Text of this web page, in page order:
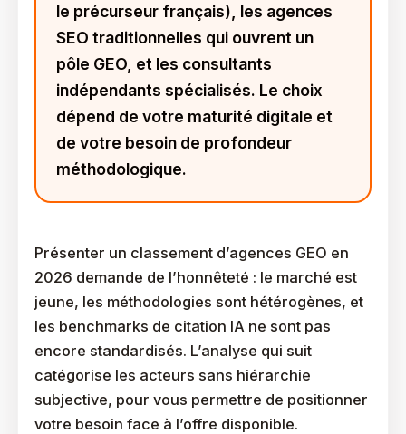
le précurseur français), les agences
SEO traditionnelles qui ouvrent un
pôle GEO, et les consultants
indépendants spécialisés. Le choix
dépend de votre maturité digitale et
de votre besoin de profondeur
méthodologique.
Présenter un classement d’agences GEO en
2026 demande de l’honnêteté : le marché est
jeune, les méthodologies sont hétérogènes, et
les benchmarks de citation IA ne sont pas
encore standardisés. L’analyse qui suit
catégorise les acteurs sans hiérarchie
subjective, pour vous permettre de positionner
votre besoin face à l’offre disponible.